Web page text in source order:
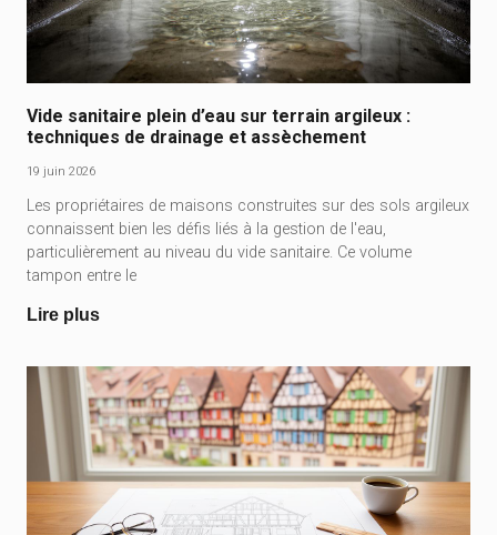
Vide sanitaire plein d’eau sur terrain argileux :
techniques de drainage et assèchement
19 juin 2026
Les propriétaires de maisons construites sur des sols argileux
connaissent bien les défis liés à la gestion de l'eau,
particulièrement au niveau du vide sanitaire. Ce volume
tampon entre le
Lire plus